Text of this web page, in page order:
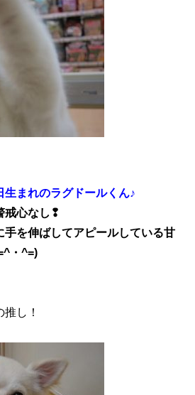
生まれのラグドールくん♪
戒心なし❢
手を伸ばしてアピールしている甘
・^=)
し！